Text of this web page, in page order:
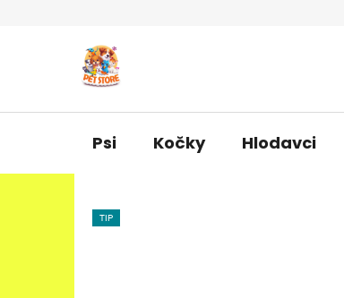
Psi Kočky Hlodavci
TIP